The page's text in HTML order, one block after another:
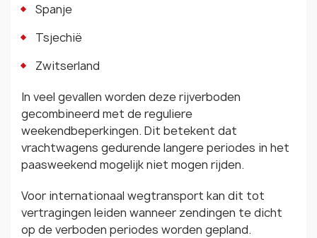
Spanje
Tsjechië
Zwitserland
In veel gevallen worden deze rijverboden
gecombineerd met de reguliere
weekendbeperkingen. Dit betekent dat
vrachtwagens gedurende langere periodes in het
paasweekend mogelijk niet mogen rijden.
Voor internationaal wegtransport kan dit tot
vertragingen leiden wanneer zendingen te dicht
op de verboden periodes worden gepland.